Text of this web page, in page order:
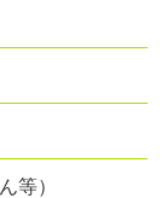
等）